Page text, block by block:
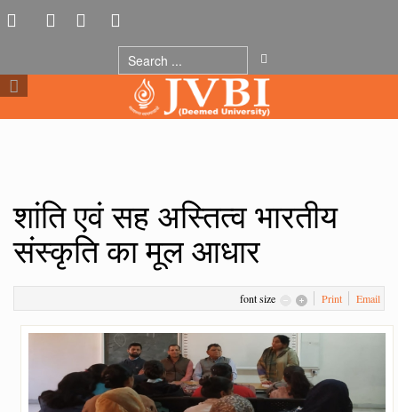
शांति एवं सह अस्तित्व भारतीय
संस्कृति का मूल आधार
font size Print Email